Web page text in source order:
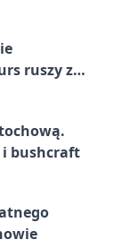
ruszy ze
bushcraft